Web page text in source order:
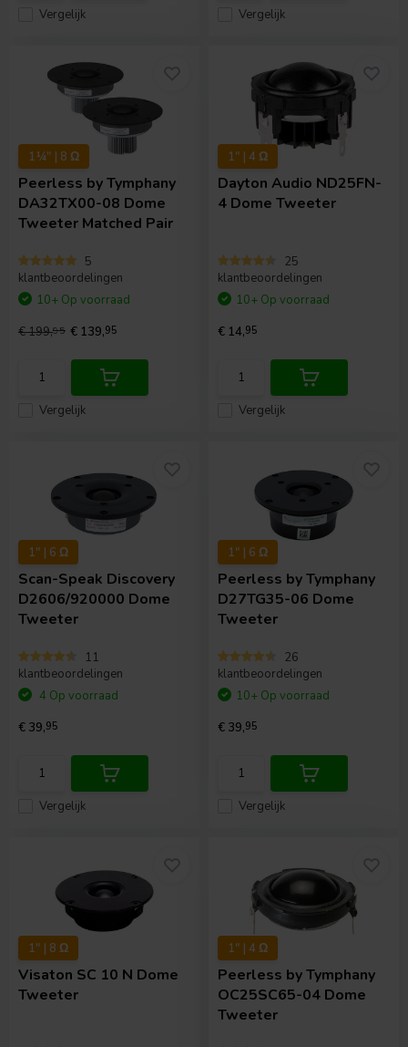
Vergelijk Vergelijk
1¼" | 8 Ω
Peerless by Tymphany
DA32TX00-08 Dome
Tweeter Matched Pair
5
klantbeoordelingen
Vergelijk
10+ Op voorraad
€ 199,95 € 139,95
1" | 4 Ω
Dayton Audio ND25FN-
4 Dome Tweeter
25
klantbeoordelingen
Vergelijk
10+ Op voorraad
€ 14,95
1" | 6 Ω
Scan-Speak Discovery
D2606/920000 Dome
Tweeter
11
klantbeoordelingen
Vergelijk
4 Op voorraad
€ 39,95
1" | 6 Ω
Peerless by Tymphany
D27TG35-06 Dome
Tweeter
26
klantbeoordelingen
Vergelijk
10+ Op voorraad
€ 39,95
1" | 8 Ω
Visaton SC 10 N Dome
Tweeter
1" | 4 Ω
Peerless by Tymphany
OC25SC65-04 Dome
Tweeter